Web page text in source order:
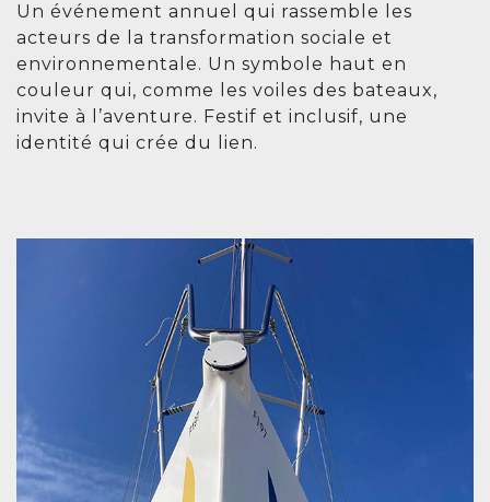
Un événement annuel qui rassemble les
acteurs de la transformation sociale et
environnementale. Un symbole haut en
couleur qui, comme les voiles des bateaux,
invite à l’aventure. Festif et inclusif, une
identité qui crée du lien.